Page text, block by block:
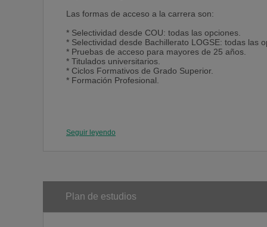
Las formas de acceso a la carrera son:
* Selectividad desde COU: todas las opciones.
* Selectividad desde Bachillerato LOGSE: todas las
* Pruebas de acceso para mayores de 25 años.
* Titulados universitarios.
* Ciclos Formativos de Grado Superior.
* Formación Profesional.
Seguir leyendo
Plan de estudios